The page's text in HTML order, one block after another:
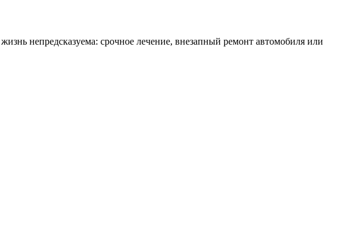
непредсказуема: срочное лечение, внезапный ремонт автомобиля или